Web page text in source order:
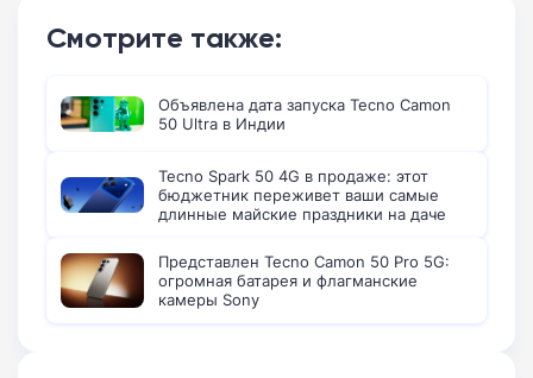
Смотрите также:
Объявлена дата запуска Tecno Camon
50 Ultra в Индии
Tecno Spark 50 4G в продаже: этот
бюджетник переживет ваши самые
длинные майские праздники на даче
Представлен Tecno Camon 50 Pro 5G:
огромная батарея и флагманские
камеры Sony